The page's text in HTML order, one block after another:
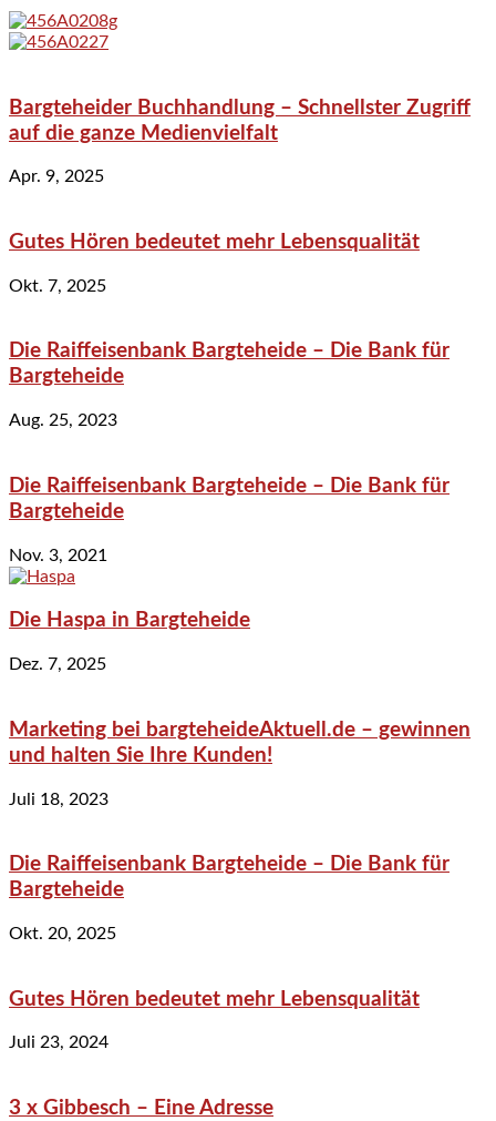
Bargteheider Buchhandlung – Schnellster Zugriff
auf die ganze Medienvielfalt
Apr. 9, 2025
Gutes Hören bedeutet mehr Lebensqualität
Okt. 7, 2025
Die Raiffeisenbank Bargteheide – Die Bank für
Bargteheide
Aug. 25, 2023
Die Raiffeisenbank Bargteheide – Die Bank für
Bargteheide
Nov. 3, 2021
Die Haspa in Bargteheide
Dez. 7, 2025
Marketing bei bargteheideAktuell.de – gewinnen
und halten Sie Ihre Kunden!
Juli 18, 2023
Die Raiffeisenbank Bargteheide – Die Bank für
Bargteheide
Okt. 20, 2025
Gutes Hören bedeutet mehr Lebensqualität
Juli 23, 2024
3 x Gibbesch – Eine Adresse